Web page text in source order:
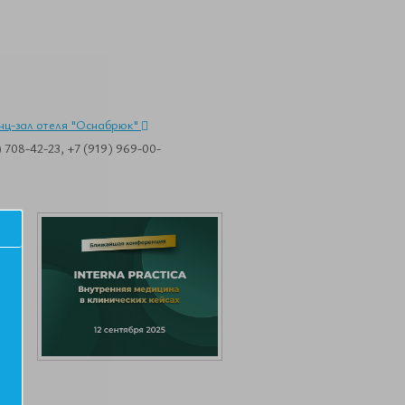
зал отеля "Оснабрюк"
42-23, +7 (919) 969-00-